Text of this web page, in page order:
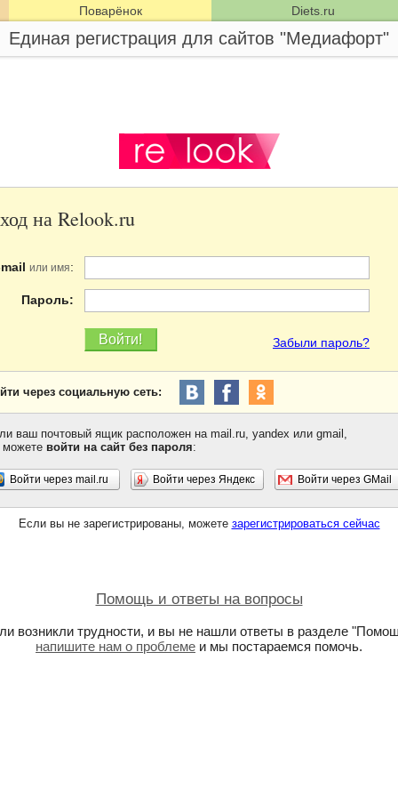
Поварёнок Diets.ru
Единая регистрация для сайтов "Медиафорт"
на Relook.ru
или имя:
Пароль:
Забыли пароль?
через социальную сеть:
ваш почтовый ящик расположен на mail.ru, yandex или gmail,
можете войти на сайт без пароля:
Войти через mail.ru Войти через Яндекс Войти через GMail
Если вы не зарегистрированы, можете зарегистрироваться сейчас
Помощь и ответы на вопросы
возникли трудности, и вы не нашли ответы в разделе
напишите нам о проблеме и мы постараемся помочь.